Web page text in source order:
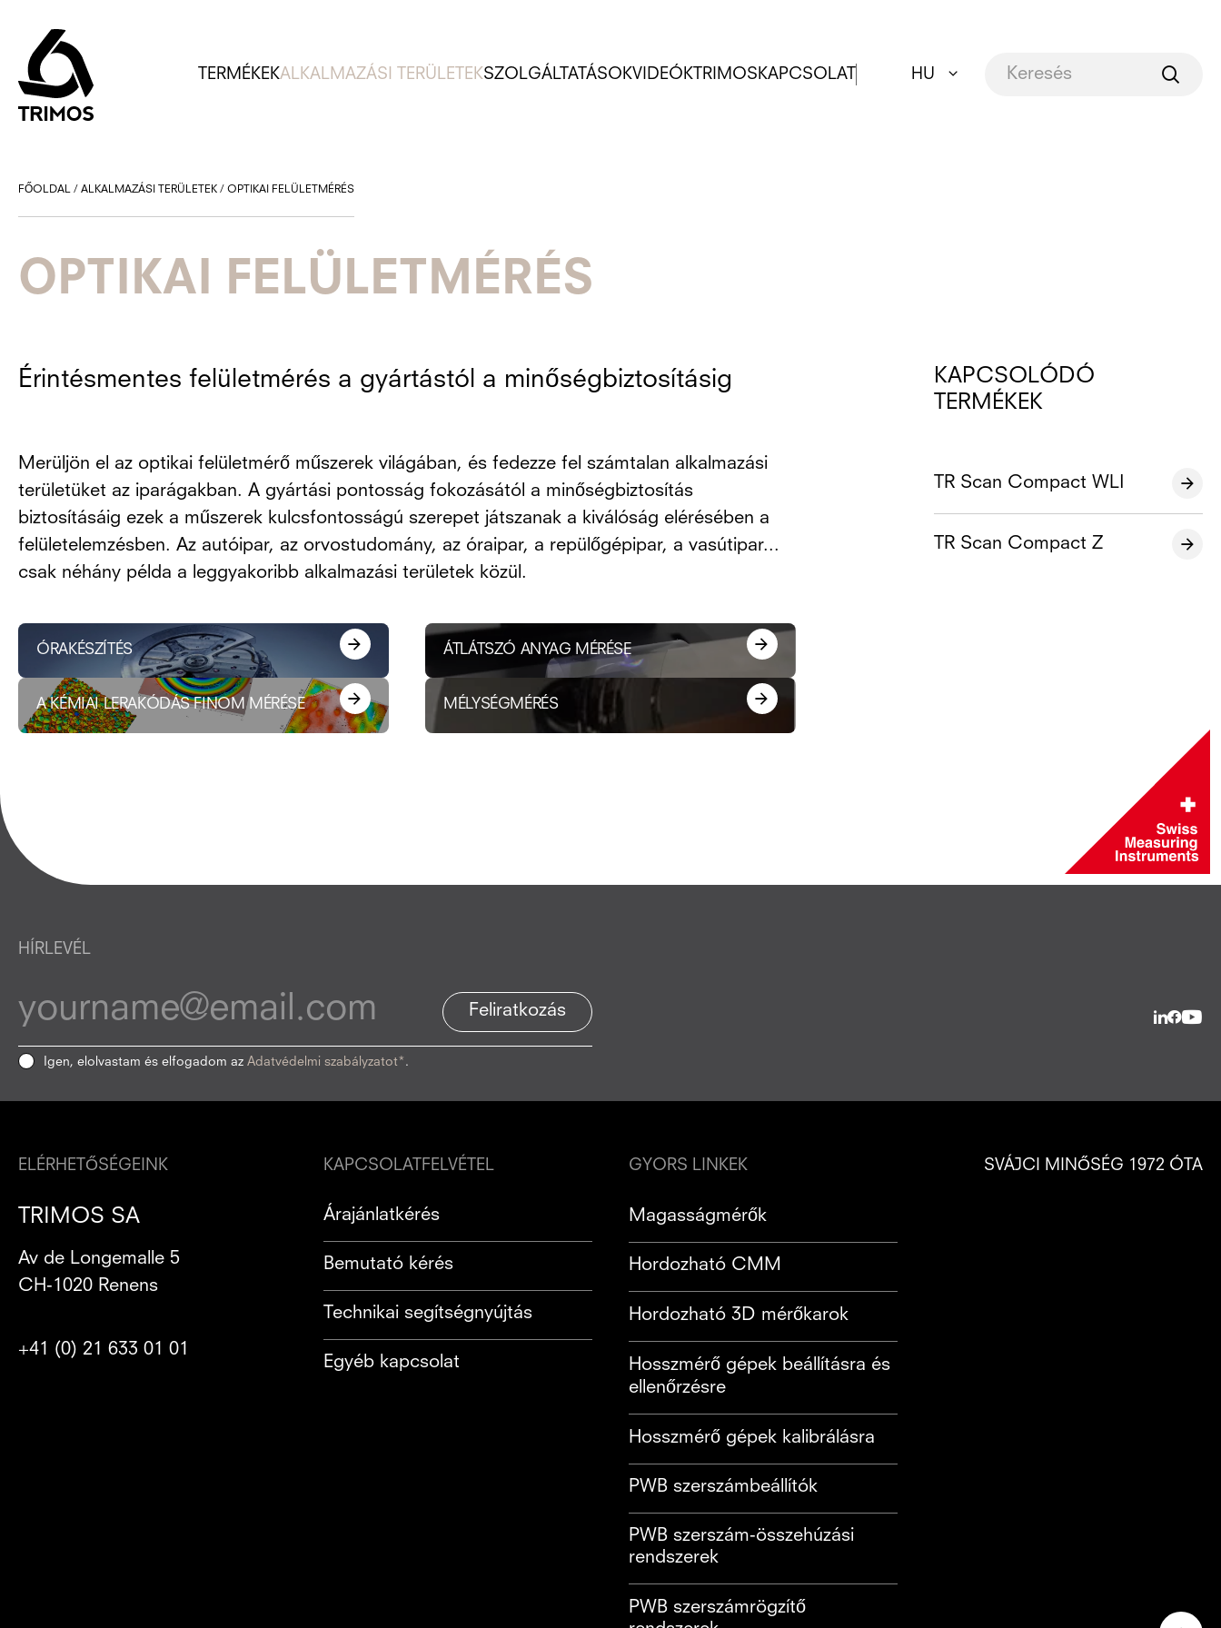
TERMÉKEKALKALMAZÁSI TERÜLETEKSZOLGÁLTATÁSOKVIDEÓK TRIMOS KAPCSOLAT HU
FŐOLDAL / ALKALMAZÁSI TERÜLETEK / OPTIKAI FELÜLETMÉRÉS
OPTIKAI FELÜLETMÉRÉS
Érintésmentes felületmérés a gyártástól a minőségbiztosításig
Merüljön el az optikai felületmérő műszerek világában, és fedezze fel számtalan alkalmazási
területüket az iparágakban. A gyártási pontosság fokozásától a minőségbiztosítás
biztosításáig ezek a műszerek kulcsfontosságú szerepet játszanak a kiválóság elérésében a
felületelemzésben. Az autóipar, az orvostudomány, az óraipar, a repülőgépipar, a vasútipar...
csak néhány példa a leggyakoribb alkalmazási területek közül.
ÓRAKÉSZÍTÉS ÁTLÁTSZÓ ANYAG MÉRÉSE
A KÉMIAI LERAKÓDÁS FINOM MÉRÉSE MÉLYSÉGMÉRÉS
KAPCSOLÓDÓ
TERMÉKEK
TR Scan Compact WLI
TR Scan Compact Z
HÍRLEVÉL
Igen, elolvastam és elfogadom az Adatvédelmi szabályzatot* .
Feliratkozás
ELÉRHETŐSÉGEINK
TRIMOS SA
Av de Longemalle 5
CH-1020 Renens
+41 (0) 21 633 01 01
KAPCSOLATFELVÉTEL
Árajánlatkérés
Bemutató kérés
Technikai segítségnyújtás
Egyéb kapcsolat
GYORS LINKEK
Magasságmérők
Hordozható CMM
Hordozható 3D mérőkarok
Hosszmérő gépek beállításra és
ellenőrzésre
Hosszmérő gépek kalibrálásra
PWB szerszámbeállítók
PWB szerszám-összehúzási
rendszerek
PWB szerszámrögzítő
SVÁJCI MINŐSÉG 1972 ÓTA